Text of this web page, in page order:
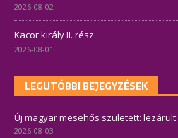
2026-08-02
Kacor király II. rész
2026-08-01
LEGUTÓBBI BEJEGYZÉSEK
Új magyar mesehős született:
2026-08-03